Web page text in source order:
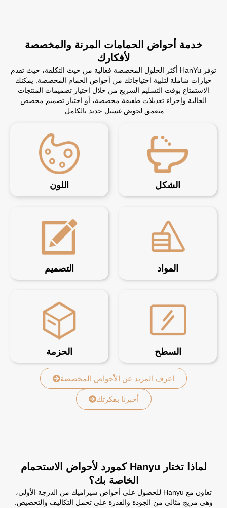
خدمة أحواض الحمامات المرنة والمخصصة
لأفكارك
توفر HanYu أكثر الحلول المخصصة فعالية من حيث التكلفة، حيث تقدم
خيارات شاملة لتلبية احتياجاتك من أحواض الحمام المخصصة. يمكنك
الاستمتاع بوقت التسليم السريع من خلال اختيار تصميمات المنتجات
الحالية وإجراء تعديلات طفيفة مخصصة، أو اختيار تصميم مخصص
متعمق لحوض غسيل جديد بالكامل.
الشكل اللون
المواد التصميم
السطح الحزمة
اعرف المزيد عن الأحواض المخصصة
أخبرنا بفكرتك
لماذا تختار Hanyu كمورد لأحواض الاستحمام
الخاصة بك؟
تعاون مع Hanyu للحصول على أحواض سيراميك من الدرجة الأولى،
وهي مزيج مثالي من الجودة والقدرة على تحمل التكاليف والتخصيص.